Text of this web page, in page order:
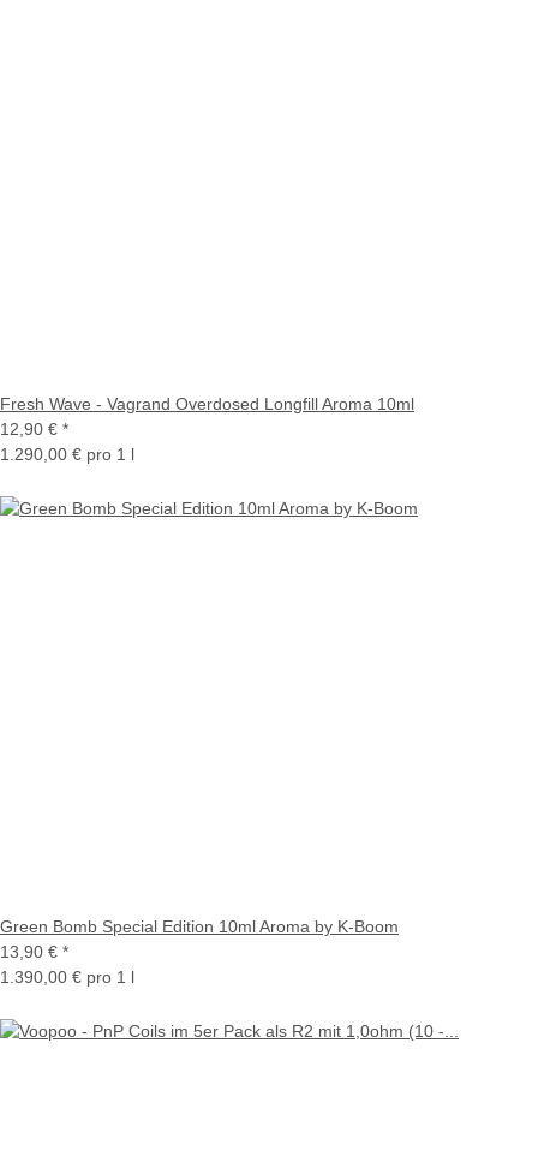
Fresh Wave - Vagrand Overdosed Longfill Aroma 10ml
12,90 € *
1.290,00 € pro 1 l
Green Bomb Special Edition 10ml Aroma by K-Boom
13,90 € *
1.390,00 € pro 1 l